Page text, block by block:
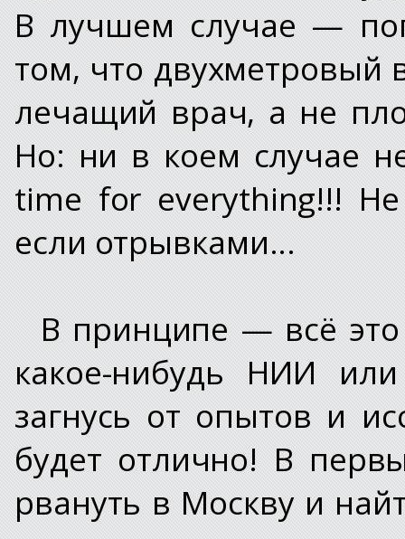
В лучшем случае —
том, что двухметровый
лечащий врач, а не
Но: ни в коем случае
time for everything!!!
если отрывками...
В принципе — всё
какое-нибудь НИИ
загнусь от опытов и
будет отлично! В
рвануть в Москву и